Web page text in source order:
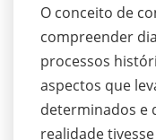
O conceito de
compreender
processos
aspectos que
determinados e
realidade